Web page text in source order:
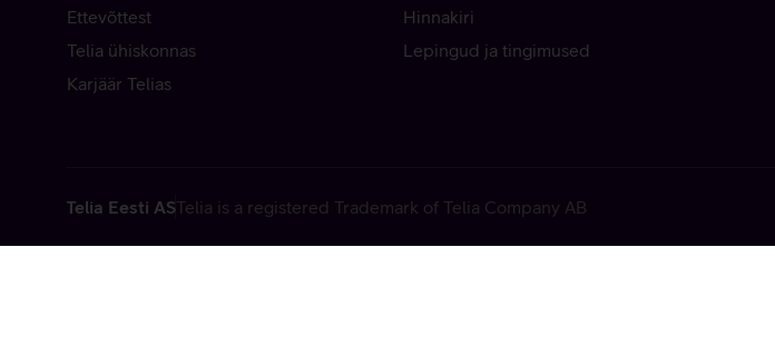
Ettevõttest
Telia ühiskonnas
Karjäär Telias
Hinnakiri
Lepingud ja tingimused
Telia Eesti ASTelia is a registered Trademark of Telia Company AB